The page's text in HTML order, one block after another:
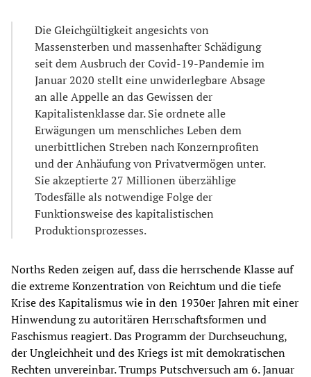
Die Gleichgültigkeit angesichts von
Massensterben und massenhafter Schädigung
seit dem Ausbruch der Covid-19-Pandemie im
Januar 2020 stellt eine unwiderlegbare Absage
an alle Appelle an das Gewissen der
Kapitalistenklasse dar. Sie ordnete alle
Erwägungen um menschliches Leben dem
unerbittlichen Streben nach Konzernprofiten
und der Anhäufung von Privatvermögen unter.
Sie akzeptierte 27 Millionen überzählige
Todesfälle als notwendige Folge der
Funktionsweise des kapitalistischen
Produktionsprozesses.
Norths Reden zeigen auf, dass die herrschende Klasse auf
die extreme Konzentration von Reichtum und die tiefe
Krise des Kapitalismus wie in den 1930er Jahren mit einer
Hinwendung zu autoritären Herrschaftsformen und
Faschismus reagiert. Das Programm der Durchseuchung,
der Ungleichheit und des Kriegs ist mit demokratischen
Rechten unvereinbar. Trumps Putschversuch am 6. Januar